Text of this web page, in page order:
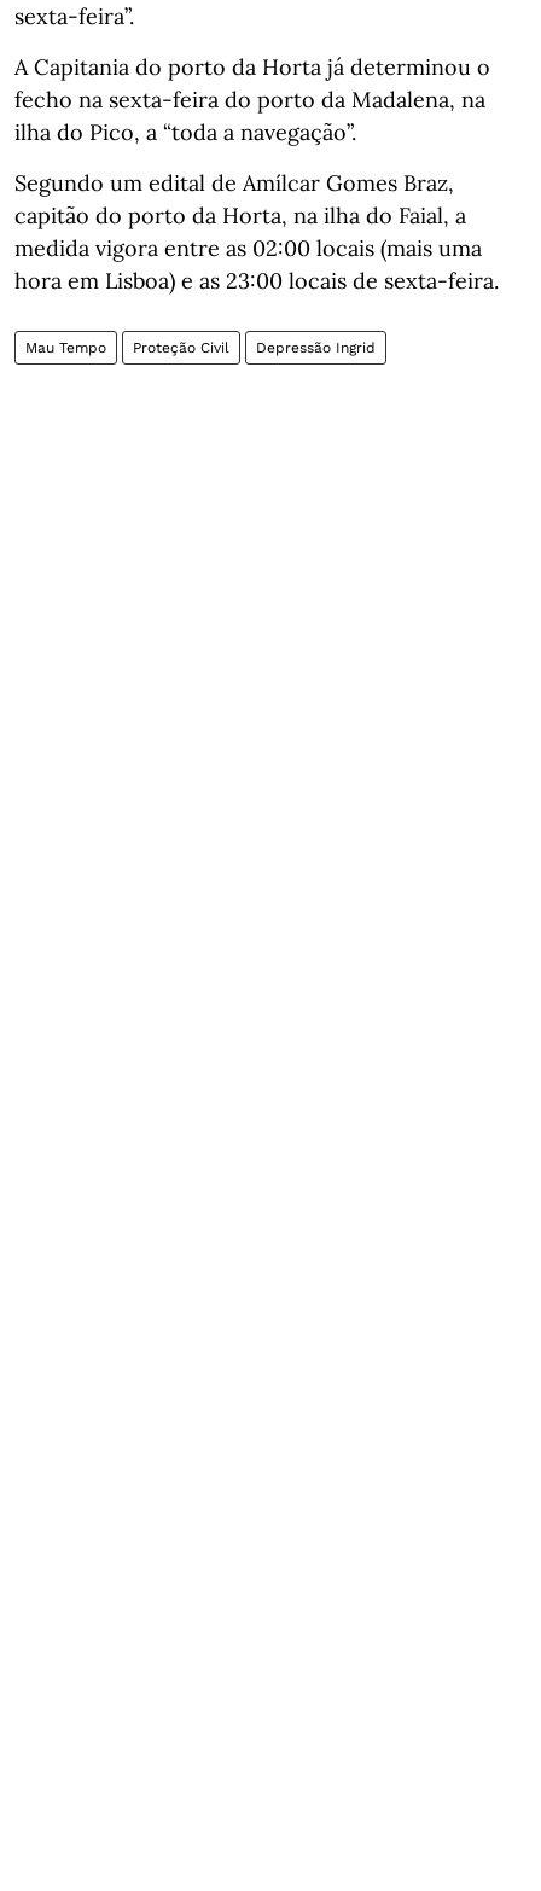
sexta-feira”.
A Capitania do porto da Horta já determinou o
fecho na sexta-feira do porto da Madalena, na
ilha do Pico, a “toda a navegação”.
Segundo um edital de Amílcar Gomes Braz,
capitão do porto da Horta, na ilha do Faial, a
medida vigora entre as 02:00 locais (mais uma
hora em Lisboa) e as 23:00 locais de sexta-feira.
Mau Tempo Proteção Civil Depressão Ingrid